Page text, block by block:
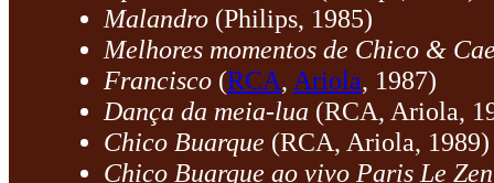
Malandro (Philips, 1985)
Melhores momentos de Chico &
Francisco (RCA, Ariola, 1987)
Dança da meia-lua (RCA, Ariola,
Chico Buarque (RCA, Ariola, 1989)
Chico Buarque ao vivo Paris Le